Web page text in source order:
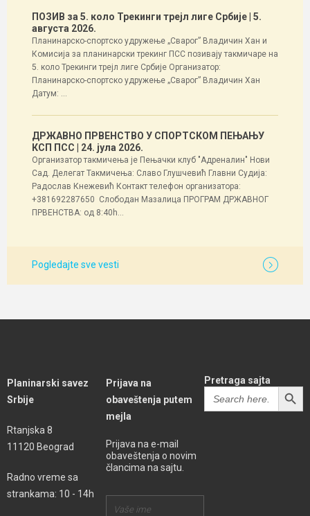
ПОЗИВ за 5. коло Трекинги трејл лиге Србије | 5.
августа 2026.
Планинарско-спортско удружење „Сварог” Владичин Хан и
Комисија за планинарски трекинг ПСС позивају такмичаре на
5. коло Трекинги трејл лиге Србије Организатор:
Планинарско-спортско удружење „Сварог” Владичин Хан
Датум: ...
ДРЖАВНО ПРВЕНСТВО У СПОРТСКОМ ПЕЊАЊУ
КСП ПСС
| 24. јула 2026.
Организатор такмичења је Пењачки клуб "Адреналин" Нови
Сад. Делегат Такмичења: Славо Глушчевић Главни Судија:
Радослав Кнежевић Контакт телефон организатора:
+381692287650 Слободан Мазалица ПРОГРАМ ДРЖАВНОГ
ПРВЕНСТВА: од 8:40h...
Pogledajte sve vesti
Planinarski savez
Srbije
Rtanjska 8
11120 Beograd
Radno vreme sa
strankama: 10 - 14h
Prijava na
obaveštenja putem
mejla
Prijava na e-mail
obaveštenja o novim
člancima na sajtu.
Pretraga sajta
Search
for:
SEARCH